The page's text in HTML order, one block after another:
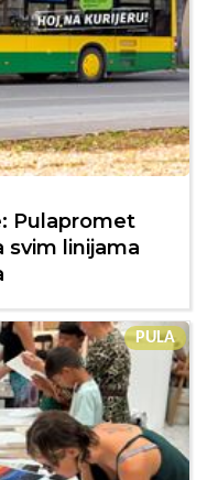
Pulapromet
svim linijama
PULA